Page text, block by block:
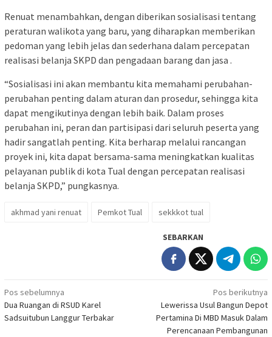
Renuat menambahkan, dengan diberikan sosialisasi tentang
peraturan walikota yang baru, yang diharapkan memberikan
pedoman yang lebih jelas dan sederhana dalam percepatan
realisasi belanja SKPD dan pengadaan barang dan jasa .
“Sosialisasi ini akan membantu kita memahami perubahan-
perubahan penting dalam aturan dan prosedur, sehingga kita
dapat mengikutinya dengan lebih baik. Dalam proses
perubahan ini, peran dan partisipasi dari seluruh peserta yang
hadir sangatlah penting. Kita berharap melalui rancangan
proyek ini, kita dapat bersama-sama meningkatkan kualitas
pelayanan publik di kota Tual dengan percepatan realisasi
belanja SKPD,” pungkasnya.
akhmad yani renuat Pemkot Tual sekkkot tual
SEBARKAN
Navigasi
pos
Pos sebelumnya
Dua Ruangan di RSUD Karel
Sadsuitubun Langgur Terbakar
Pos berikutnya
Lewerissa Usul Bangun Depot
Pertamina Di MBD Masuk Dalam
Perencanaan Pembangunan